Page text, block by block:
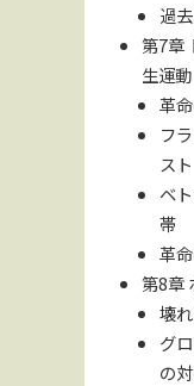
過
第7章
生運動
革
フ
スト
ベ
帯
革
第8章
壊
グ
の